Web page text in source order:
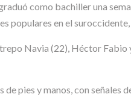
como bachiller una
populares en el
Navia (22), Héctor
pies y manos, con señales